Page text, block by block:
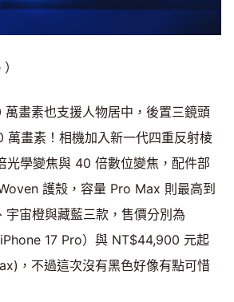
畫素也支援人物居中，後置三鏡頭
萬畫素！相機加入新一代四重反射棱
光學變焦與 40 倍數位變焦，配件部
護殼，容量 Pro Max 則最高到
宇宙橙與藏藍三款，售價分別為
17 Pro）與 NT$44,900 元起
，不過這次沒有黑色好像有點可惜